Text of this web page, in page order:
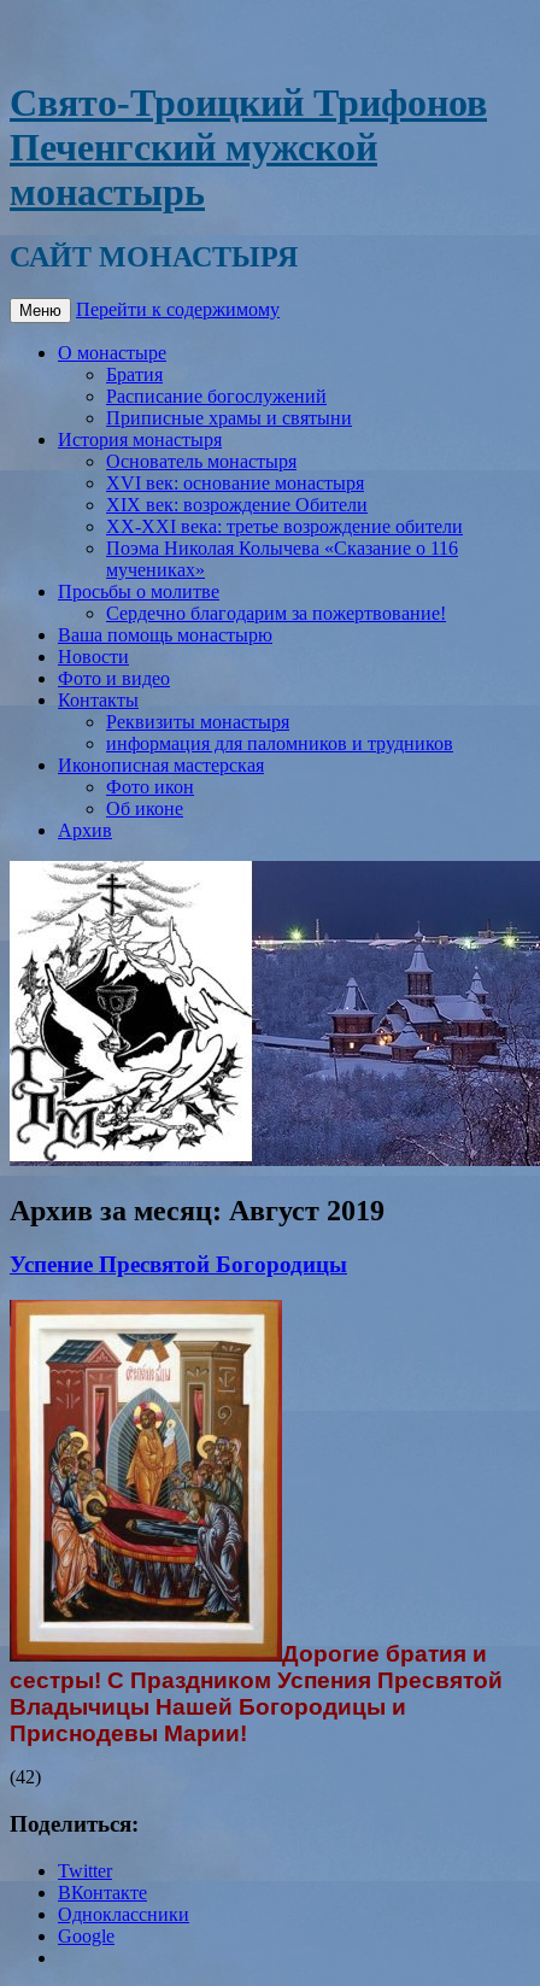
Свято-Троицкий Трифонов
Печенгский мужской
монастырь
САЙТ МОНАСТЫРЯ
Меню Перейти к содержимому
О монастыре
Братия
Расписание богослужений
Приписные храмы и святыни
История монастыря
Основатель монастыря
XVI век: основание монастыря
XIX век: возрождение Обители
XX-XXI века: третье возрождение обители
Поэма Николая Колычева «Сказание о 116
мучениках»
Просьбы о молитве
Сердечно благодарим за пожертвование!
Ваша помощь монастырю
Новости
Фото и видео
Контакты
Реквизиты монастыря
информация для паломников и трудников
Иконописная мастерская
Фото икон
Об иконе
Архив
Архив за месяц: Август 2019
Успение Пресвятой Богородицы
Дорогие братия и
сестры! С Праздником Успения Пресвятой
Владычицы Нашей Богородицы и
Приснодевы Марии!
(42)
Поделиться:
Twitter
ВКонтакте
Одноклассники
Google